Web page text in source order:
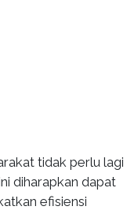
tidak perlu lagi
diharapkan dapat
efisiensi